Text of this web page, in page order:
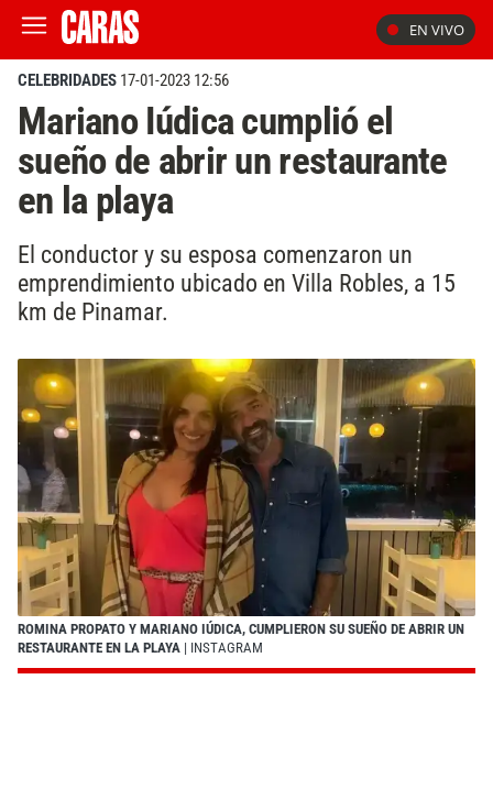
EN VIVO
CELEBRIDADES 17-01-2023 12:56
Mariano Iúdica cumplió el
sueño de abrir un restaurante
en la playa
El conductor y su esposa comenzaron un
emprendimiento ubicado en Villa Robles, a 15
km de Pinamar.
ROMINA PROPATO Y MARIANO IÚDICA, CUMPLIERON SU SUEÑO DE ABRIR UN
RESTAURANTE EN LA PLAYA | INSTAGRAM